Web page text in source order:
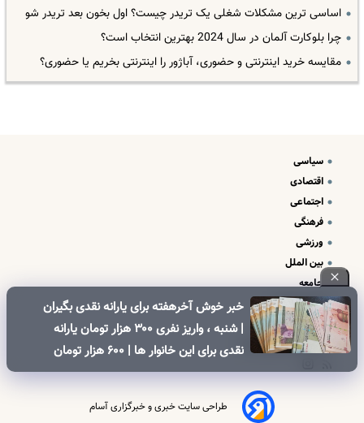
اساسی ترین مشکلات شغلی یک تریدر چیست؟ اول بخون بعد تریدر شو
چرا بلوکارت آلمان در سال 2024 بهترین انتخاب است؟
مقایسه خرید اینترنتی و حضوری، آباژور را اینترنتی بخریم یا حضوری؟
خبر خوش آخرهفته برای یارانه نقدی بگیران
| شنبه ، واریز نفری ۳۰۰ هزار تومان یارانه
نقدی برای این خانوار ها | ۶۰۰ هزار تومان
کالابرگ برای خانوارهای دارای فرزند
سیاسی
اقتصادی
اجتماعی
فرهنگی
ورزشی
بین الملل
جامعه
علم و فناوری
درباره ما
تبلیغات و تماس با ما
طراحی سایت خبری و خبرگزاری آسام